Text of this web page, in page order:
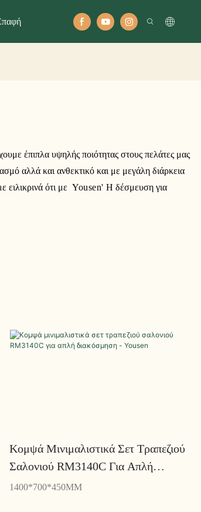
έπιπλα υψηλής ποιότητας στους πελάτες μας
αλλά και ανθεκτικό και με μεγάλη διάρκεια
ειλικρινά ότι με Yousen'Η δέσμευση για
Κομψά Μινιμαλιστικά Σετ Τραπεζιού
Σαλονιού RM3140C Για Απλή
Διακόσμηση - Yousen
1400*700*450MM